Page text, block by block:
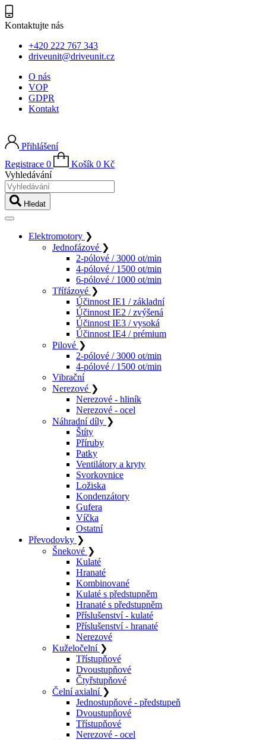
Kontaktujte nás
+420 222 767 343
driveunit@driveunit.cz
O nás
VOP
GDPR
Kontakt
Přihlášení
Registrace 0 Košík 0 Kč
Vyhledávání
Hledat
Elektromotory ❯
Jednofázové ❯
2-pólové / 3000 ot/min
4-pólové / 1500 ot/min
6-pólové / 1000 ot/min
Třífázové ❯
Účinnost IE1 / základní
Účinnost IE2 / zvýšená
Účinnost IE3 / vysoká
Účinnost IE4 / prémium
Pilové ❯
2-pólové / 3000 ot/min
4-pólové / 1500 ot/min
Vibrační
Nerezové ❯
Nerezové - hliník
Nerezové - ocel
Náhradní díly ❯
Štíty
Příruby
Patky
Ventilátory a kryty
Svorkovnice
Ložiska
Kondenzátory
Gufera
Víčka
Ostatní
Převodovky ❯
Šnekové ❯
Kulaté
Hranaté
Kombinované
Kulaté s předstupněm
Hranaté s předstupněm
Příslušenství - kulaté
Příslušenství - hranaté
Nerezové
Kuželočelní ❯
Třístupňové
Dvoustupňové
Čtyřstupňové
Čelní axialní ❯
Jednostupňové - předstupeň
Dvoustupňové
Třístupňové
Nerezové - ocel